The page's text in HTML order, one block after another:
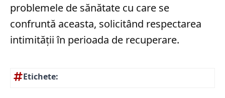
problemele de sănătate cu care se
confruntă aceasta, solicitând respectarea
intimității în perioada de recuperare.
Etichete: